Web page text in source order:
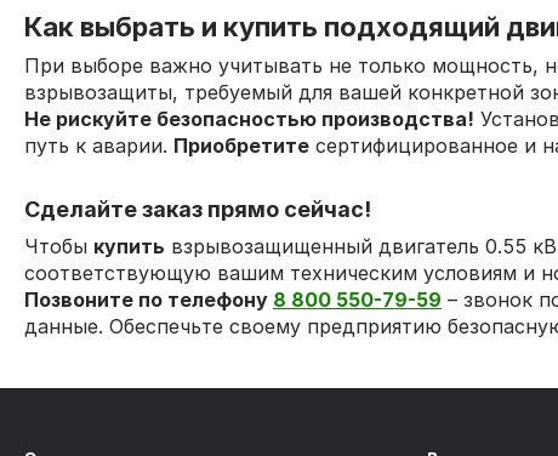
Как выбрать и купить подходящий
При выборе важно учитывать не только мощность,
взрывозащиты, требуемый для вашей конкретной
Не рискуйте безопасностью производства!
путь к аварии. Приобретите сертифицированное и
Сделайте заказ прямо сейчас!
Чтобы купить взрывозащищенный двигатель 0.55
соответствующую вашим техническим условиям и
Позвоните по телефону 8 800 550-79-59 – звонок
данные. Обеспечьте своему предприятию